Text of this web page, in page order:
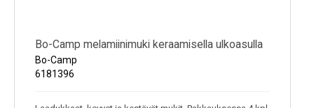
Bo-Camp melamiinimuki keraamisella ulkoasulla
Bo-Camp
6181396